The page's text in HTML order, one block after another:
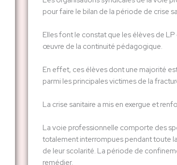
pour faire le bilan de la période de crise
Elles font le constat que les élèves de
œuvre de la continuité pédagogique.
En effet, ces élèves dont une majorité
parmi les principales victimes de la
La crise sanitaire a mis en exergue et
La voie professionnelle comporte des
totalement interrompues pendant toute
de leur scolarité. La période de
remédier.